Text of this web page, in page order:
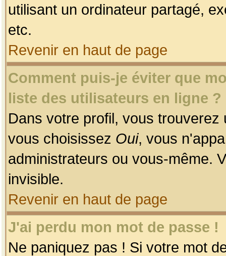
utilisant un ordinateur partagé,
etc.
Revenir en haut de page
Comment puis-je éviter que
liste des utilisateurs en ligne ?
Dans votre profil, vous
vous choisissez Oui, vous
administrateurs ou vous-même.
invisible.
Revenir en haut de page
J'ai perdu mon mot de passe !
Ne paniquez pas ! Si votre mot